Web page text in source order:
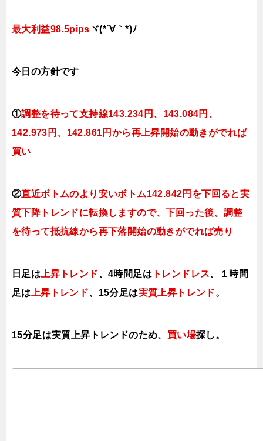
最大利益98.5pips ヾ(*´∀｀*)ﾉ
今日 の方針です
①調整を待って支持線143.234円、143.084円、
142.973円、142.861円 から再上昇開始の動きがでれば
買い
②直近ボトムのより安いボトム142.842円を下回ると実
質下降トレンドに転換しますので、下回った後、調整
を待って抵抗線から再下落開始の動きがでれば売り
日足は 上昇トレンド、4時間足は トレンドレス、１時間
足は
上昇トレンド、15分足は実質上昇トレンド。
15分足は実質上昇トレンドのため、 買い場探し。